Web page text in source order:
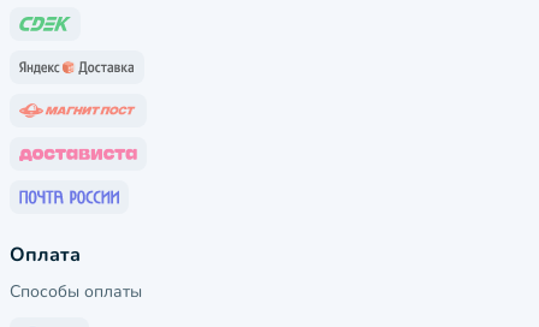
Оплата
Способы оплаты